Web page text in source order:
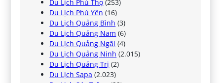
Du Lịch Phú Thọ (253)
Du Lịch Phú Yên (16)
Du Lịch Quảng Bình (3)
Du Lịch Quảng Nam (6)
Du Lịch Quảng Ngãi (4)
Du Lịch Quảng Ninh (2.015)
Du Lịch Quảng Trị (2)
Du Lịch Sapa (2.023)